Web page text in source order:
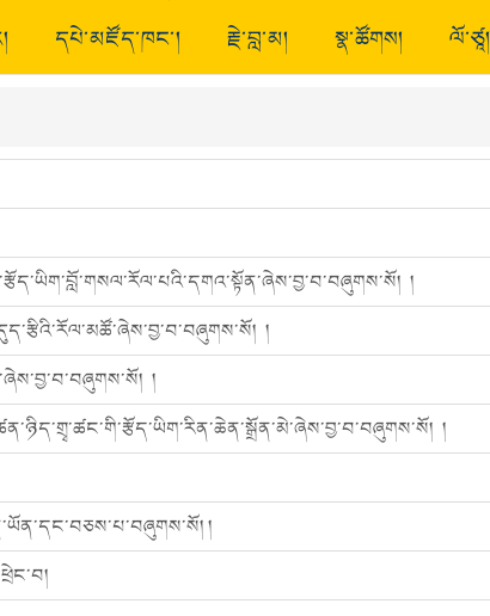
དཔེ་མཛོད་ཁང་། རྗེ་བླ་མ། སྣ་ཚོགས། ལོ་ཙཱ།
།
།
།
།
།